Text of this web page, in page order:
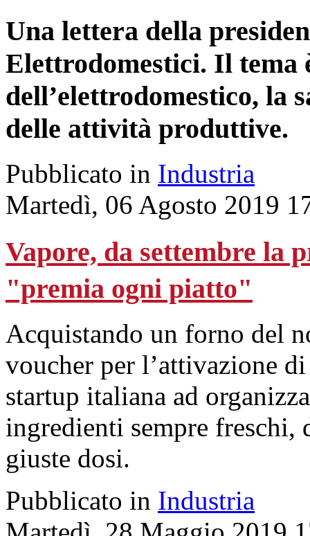
Una lettera della
Elettrodomestici. Il
dell’elettrodomestico, la
delle attività produttive.
Pubblicato in Industria
Martedì, 06 Agosto 2019
Vapore, da settembre la
"premia ogni piatto"
Acquistando un forno del
voucher per l’attivazione
startup italiana ad
ingredienti sempre freschi,
giuste dosi.
Pubblicato in Industria